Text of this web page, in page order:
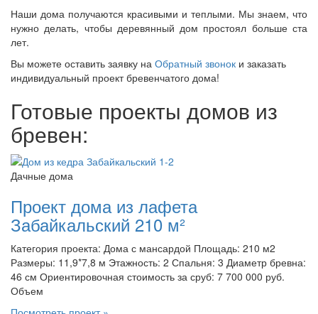
Наши дома получаются красивыми и теплыми. Мы знаем, что
нужно делать, чтобы деревянный дом простоял больше ста
лет.
Вы можете оставить заявку на Обратный звонок и заказать
индивидуальный проект бревенчатого дома!
Готовые проекты домов из
бревен:
Дачные дома
Проект дома из лафета
Забайкальский 210 м²
Категория проекта: Дома с мансардой Площадь: 210 м2
Размеры: 11,9*7,8 м Этажность: 2 Спальня: 3 Диаметр бревна:
46 см Ориентировочная стоимость за сруб: 7 700 000 руб.
Объем